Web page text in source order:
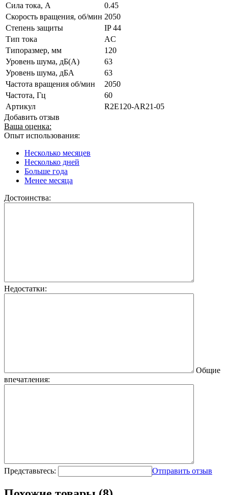
Сила тока, А
0.45
Скорость вращения, об/мин 2050
Степень защиты
IP 44
Тип тока
AC
Типоразмер, мм
120
Уровень шума, дБ(А)
63
Уровень шума, дБА
63
Частота вращения об/мин
2050
Частота, Гц
60
Артикул
R2E120-AR21-05
Добавить отзыв
Ваша оценка:
Опыт использования:
Несколько месяцев
Несколько дней
Больше года
Менее месяца
Достоинства:
Недостатки:
Общие
впечатления:
Представьтесь: Отправить отзыв